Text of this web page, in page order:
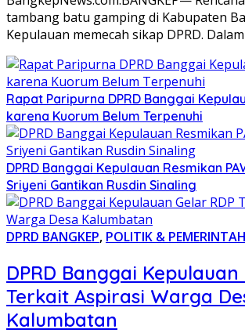
tambang batu gamping di Kabupaten
Kepulauan memecah sikap DPRD.
Rapat Paripurna DPRD Banggai
karena Kuorum Belum Terpenuhi
DPRD Banggai Kepulauan Resmikan
Sriyeni Gantikan Rusdin Sinaling
DPRD BANGKEP, POLITIK &
DPRD Banggai Kepulauan
Terkait Aspirasi Warga
Kalumbatan